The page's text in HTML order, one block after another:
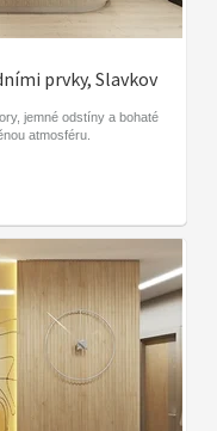
prvky, Slavkov
jemné odstíny a bohaté
atmosféru.